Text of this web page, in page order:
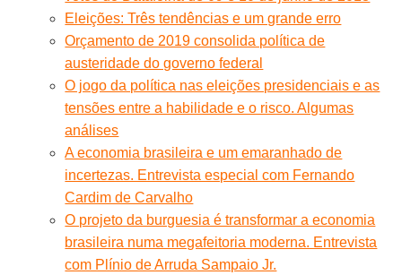
Eleições: Três tendências e um grande erro
Orçamento de 2019 consolida política de
austeridade do governo federal
O jogo da política nas eleições presidenciais e as
tensões entre a habilidade e o risco. Algumas
análises
A economia brasileira e um emaranhado de
incertezas. Entrevista especial com Fernando
Cardim de Carvalho
O projeto da burguesia é transformar a economia
brasileira numa megafeitoria moderna. Entrevista
com Plínio de Arruda Sampaio Jr.